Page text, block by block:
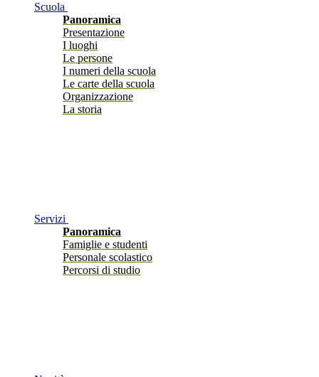
Scuola
Panoramica
Presentazione
I luoghi
Le persone
I numeri della scuola
Le carte della scuola
Organizzazione
La storia
Servizi
Panoramica
Famiglie e studenti
Personale scolastico
Percorsi di studio